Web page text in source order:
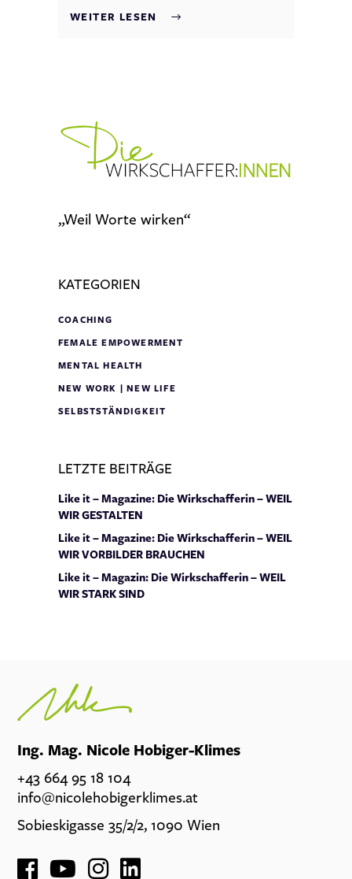
WEITER LESEN
„Weil Worte wirken“
KATEGORIEN
COACHING
FEMALE EMPOWERMENT
MENTAL HEALTH
NEW WORK | NEW LIFE
SELBSTSTÄNDIGKEIT
LETZTE BEITRÄGE
Like it – Magazine: Die Wirkschafferin – WEIL
WIR GESTALTEN
Like it – Magazine: Die Wirkschafferin – WEIL
WIR VORBILDER BRAUCHEN
Like it – Magazin: Die Wirkschafferin – WEIL
WIR STARK SIND
Ing. Mag. Nicole Hobiger-Klimes
+43 664 95 18 104
info@nicolehobigerklimes.at
Sobieskigasse 35/2/2, 1090 Wien